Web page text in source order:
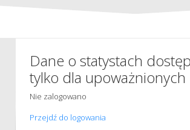
Dane o statystach
tylko dla upoważnionych
Nie zalogowano
Przejdź do logowania